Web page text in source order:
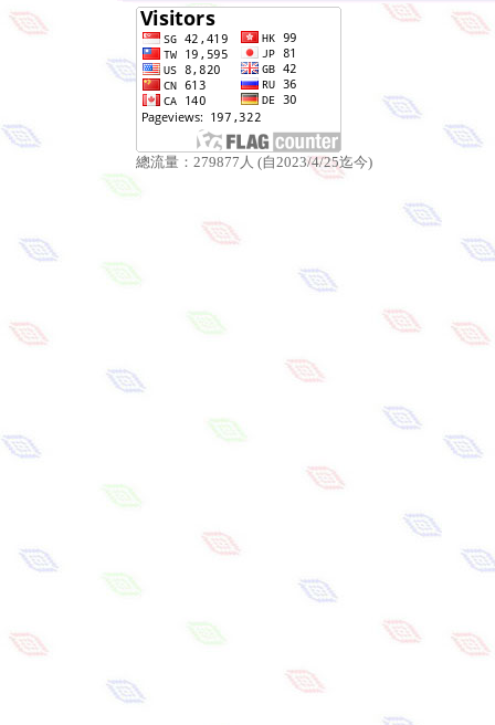
總流量：279877人 (自2023/4/25迄今)